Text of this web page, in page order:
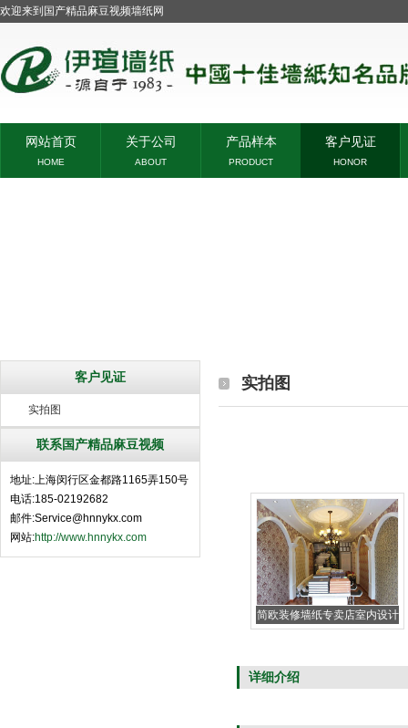
欢迎来到国产精品麻豆视频墙纸网
网站首页
HOME
关于公司
ABOUT
产品样本
PRODUCT
客户见证
HONOR
客户见证
实拍图
联系国产精品麻豆视频
地址:上海闵行区金都路1165弄150号
电话:185-02192682
邮件:Service@hnnykx.com
网站:http://www.hnnykx.com
实拍图
简欧装修墙纸专卖店室内设计
详细介绍